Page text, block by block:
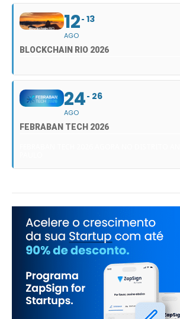
12
AGO
13
BLOCKCHAIN RIO 2026
24
AGO
26
FEBRABAN TECH 2026